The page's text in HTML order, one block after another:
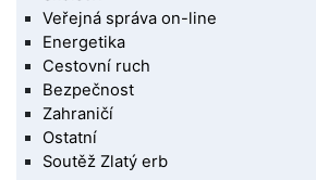
Veřejná správa on-line
Energetika
Cestovní ruch
Bezpečnost
Zahraničí
Ostatní
Soutěž Zlatý erb